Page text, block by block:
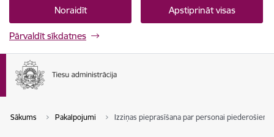
Noraidīt Apstiprināt visas
Pārvaldīt sīkdatnes
Sākums Pakalpojumi Izziņas pieprasīšana par personai